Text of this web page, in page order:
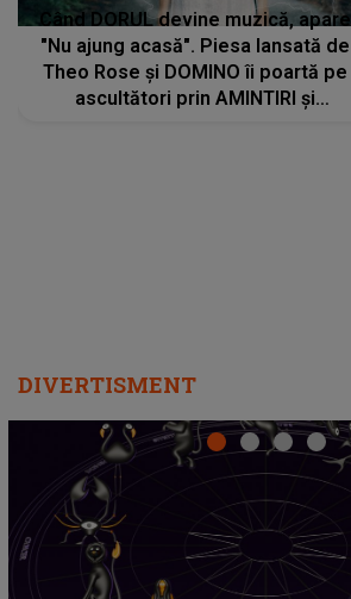
Când DORUL devine muzică, apare
"Nu ajung acasă". Piesa lansată de
Theo Rose și DOMINO îi poartă pe
ascultători prin AMINTIRI și
DIVERTISMENT